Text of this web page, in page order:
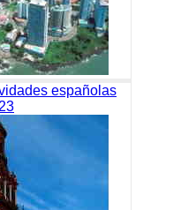
españolas